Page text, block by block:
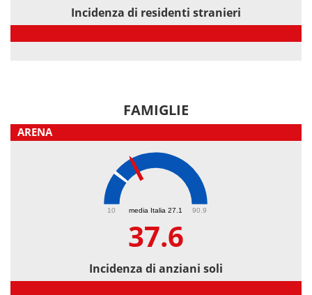
Incidenza di residenti stranieri
FAMIGLIE
ARENA
media Italia 27.1
10 90.9
37.6
Incidenza di anziani soli